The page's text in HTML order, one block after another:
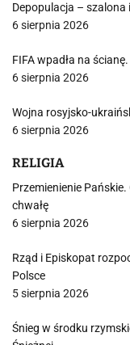
Depopulacja – szalona
6 sierpnia 2026
FIFA wpadła na
6 sierpnia 2026
Wojna rosyjsko-
6 sierpnia 2026
RELIGIA
Przemienienie
chwałę
6 sierpnia 2026
Rząd i Episkopat
Polsce
5 sierpnia 2026
Śnieg w środku